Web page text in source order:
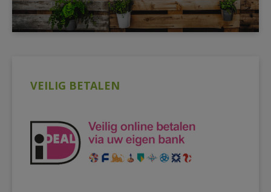
VEILIG BETALEN